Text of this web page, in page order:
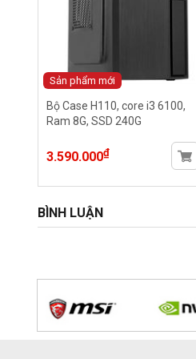
Sản phẩm mới
Bộ Case H110, core i3 6100,
Ram 8G, SSD 240G
3.590.000₫
BÌNH LUẬN